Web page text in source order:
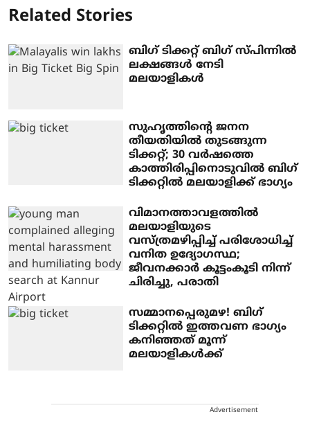
Related Stories
ബിഗ് ടിക്കറ്റ് ബിഗ് സ്പിന്നില്‍
ലക്ഷങ്ങള്‍ നേടി
മലയാളികള്‍
സുഹൃത്തിന്റെ ജനന
തീയതിയില്‍ തുടങ്ങുന്ന
ടിക്കറ്റ്; 30 വര്‍ഷത്തെ
കാത്തിരിപ്പിനൊടുവില്‍ ബിഗ്
ടിക്കറ്റില്‍ മലയാളിക്ക് ഭാഗ്യം
വിമാനത്താവളത്തില്‍
മലയാളിയുടെ
വസ്ത്രമഴിപ്പിച്ച് പരിശോധിച്ച്
വനിത ഉദ്യോഗസ്ഥ;
ജീവനക്കാര്‍ കൂട്ടംകൂടി നിന്ന്
ചിരിച്ചു, പരാതി
സമ്മാനപ്പെരുമഴ! ബിഗ്
ടിക്കറ്റില്‍ ഇത്തവണ ഭാഗ്യം
കനിഞ്ഞത് മൂന്ന്
മലയാളികള്‍ക്ക്
Advertisement